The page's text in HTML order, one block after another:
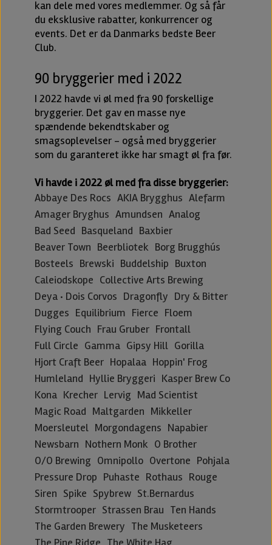
cheers@beer-me.dk, så hjælper vi selvfølgelig
gerne med det.
kan dele med vores medlemmer. Og så får
du eksklusive rabatter, konkurrencer og
events. Det er da Danmarks bedste Beer
Club.
90 bryggerier med i 2022
I 2022 havde vi øl med fra 90 forskellige
bryggerier. Det gav en masse nye
spændende bekendtskaber og
smagsoplevelser - også med bryggerier
som du garanteret ikke har smagt øl fra før.
Vi havde i 2022 øl med fra disse bryggerier:
Abbaye Des Rocs AKIA Brygghus Alefarm
Amager Bryghus Amundsen Analog
Bad Seed Basqueland Baxbier
Beaver Town Beerbliotek Borg Brugghús
Bosteels Brewski Buddelship Buxton
Caleiodskope Collective Arts Brewing
Deya · Dois Corvos Dragonfly Dry & Bitter
Dugges Equilibrium Fierce Floem
Flying Couch Frau Gruber Frontall
Full Circle Gamma Gipsy Hill Gorilla
Hjort Craft Beer Hopalaa Hoppin' Frog
Humleland Hyllie Bryggeri Kasper Brew Co
Kona Krecher Lervig Mad Scientist
Magic Road Maltgarden Mikkeller
Moersleutel Morgondagens Napabier
Newsbarn Nothern Monk O Brother
O/O Brewing Omnipollo Overtone Pohjala
Pressure Drop Puhaste Rothaus Rouge
Siren Spike Spybrew St.Bernardus
Stormtrooper Strassen Brau Ten Hands
The Garden Brewery The Musketeers